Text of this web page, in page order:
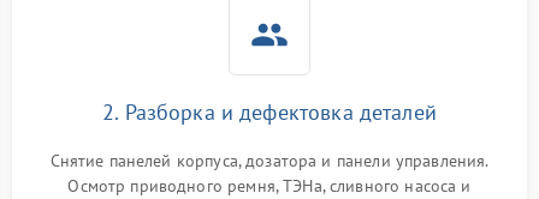
2. Разборка и дефектовка деталей
Снятие панелей корпуса, дозатора и панели управления.
Осмотр приводного ремня, ТЭНа, сливного насоса и